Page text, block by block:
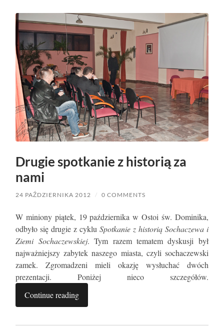
Drugie spotkanie z historią za
nami
24 PAŹDZIERNIKA 2012 / 0 COMMENTS
W miniony piątek, 19 października w Ostoi św. Dominika,
odbyło się drugie z cyklu Spotkanie z historią Sochaczewa i
Ziemi Sochaczewskiej. Tym razem tematem dyskusji był
najważniejszy zabytek naszego miasta, czyli sochaczewski
zamek. Zgromadzeni mieli okazję wysłuchać dwóch
prezentacji. Poniżej nieco szczegółów.
Continue reading